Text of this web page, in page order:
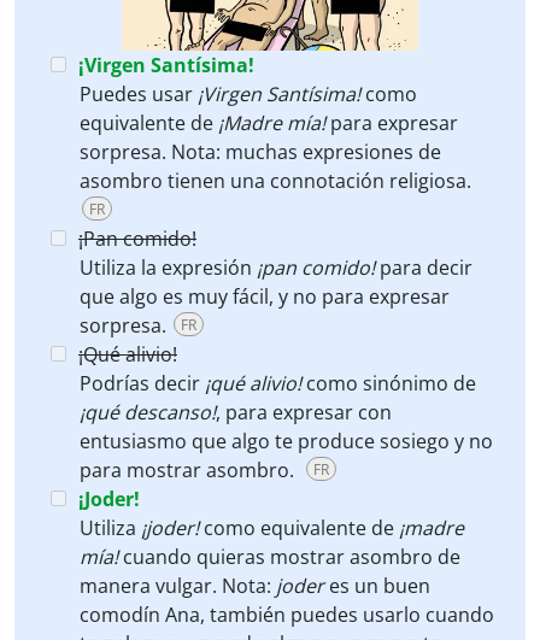
¡Virgen Santísima!
Puedes usar ¡Virgen Santísima!como
equivalente de ¡Madre mía!para expresar
sorpresa. Nota: muchas expresiones de
asombro tienen una connotación religiosa.
FR
¡Pan comido!
Utiliza la expresión ¡pan comido!para decir
que algo es muy fácil, y no para expresar
sorpresa.
FR
¡Qué alivio!
Podrías decir ¡qué alivio!como sinónimo de
¡qué descanso!, para expresar con
entusiasmo que algo te produce sosiego y no
para mostrar asombro.
FR
¡Joder!
Utiliza ¡joder!como equivalente de ¡madre
mía!cuando quieras mostrar asombro de
manera vulgar. Nota: joderes un buen
comodín Ana, también puedes usarlo cuando